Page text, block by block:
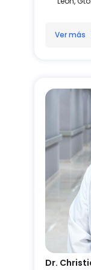
Ver más
Dr.